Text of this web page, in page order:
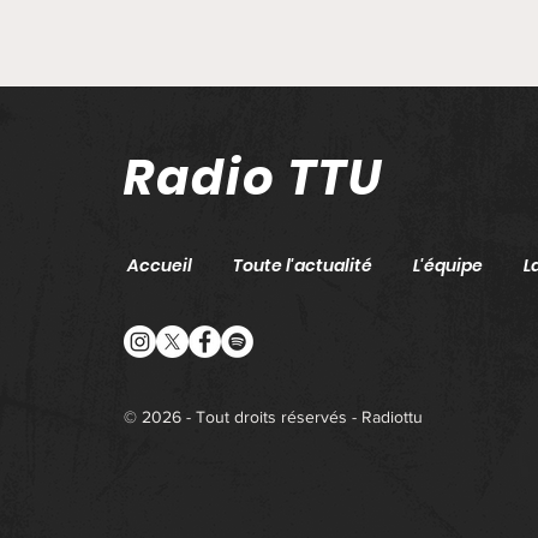
GIRONDE : Un
détachement des
d'Armor envoyé en
Radio TTU
Accueil Toute l'actualité L'équipe
© 2026 - Tout droits réservés - Radiottu